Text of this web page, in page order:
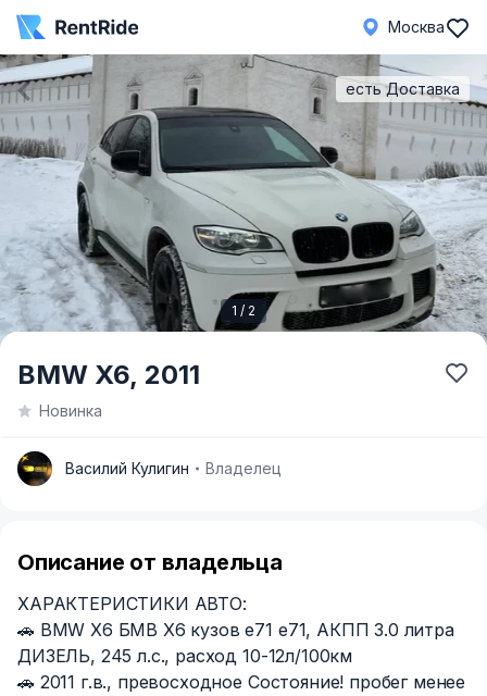
Москва
Item
1 / 2
есть Доставка
BMW X6, 2011
Новинка
В Василий Кулигин Владелец
Описание от владельца
ХАРАКТЕРИСТИКИ АВТО:
🚗 ВМW Х6 БМВ Х6 кузов е71 е71, АКПП 3.0 литра
ДИЗЕЛЬ, 245 л.с., расход 10-12л/100км
🚗 2011 г.в., превосходное Состояние! пробег менее